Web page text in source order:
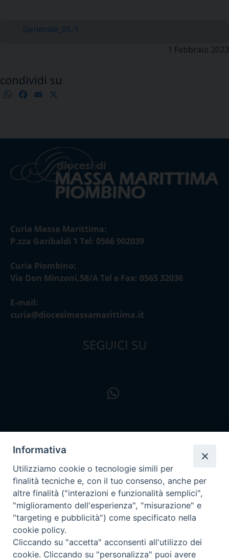
Generale_05-1
1 Febbraio 2023
condividi su
WhatsApp
Facebook
Email
Curia Massa Marittima:
P.zza Garibaldi 1 Tel: 0566 902039
Curia Piombino:
Via Don Minzoni,58/A Tel e Fax: 0565 32036
E-mail:
curia@diocesimassamarittima.it
SEGUICI SU
Informativa
Utilizziamo cookie o tecnologie simili per
finalità tecniche e, con il tuo consenso, anche per
altre finalità ("interazioni e funzionalità semplici",
"miglioramento dell'esperienza", "misurazione" e
"targeting e pubblicità") come specificato nella
cookie policy.
Cliccando su "accetta" acconsenti all'utilizzo dei
cookie. Cliccando su "personalizza" puoi avere